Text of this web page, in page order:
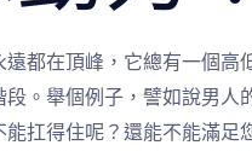
都在頂峰，它總有一個
。舉個例子，譬如說男
扛得住呢？還能不能滿